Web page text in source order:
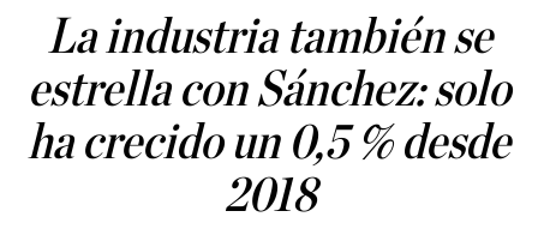
La industria también se
estrella con Sánchez: solo
ha crecido un 0,5 % desde
2018